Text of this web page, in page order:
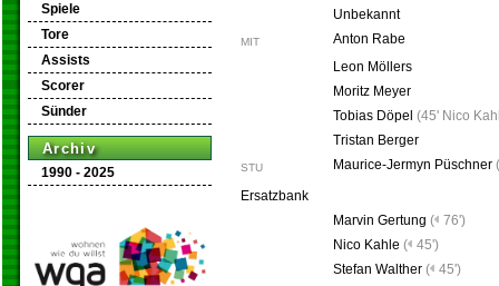
Spiele
Tore
Assists
Scorer
Sünder
Archiv
1990 - 2025
Unbekannt
MIT
Anton Rabe
Leon Möllers
Moritz Meyer
Tobias Döpel (45' Nico
Tristan Berger
STU Maurice-Jermyn Püschner (
Ersatzbank
Marvin Gertung ( 76')
Nico Kahle ( 45')
Stefan Walther ( 45')